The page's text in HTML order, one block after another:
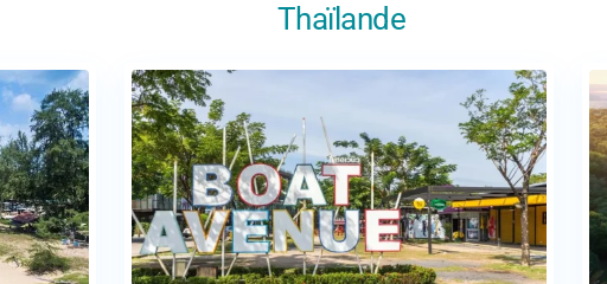
Thaïlande